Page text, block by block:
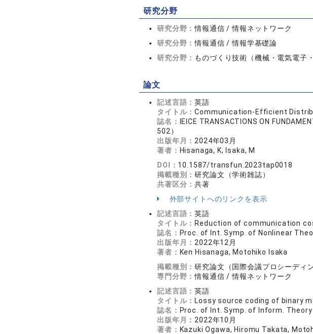
研究分野
研究分野：情報通信 / 情報ネットワーク
研究分野：情報通信 / 情報学基礎論
研究分野： ものづくり技術（機械・電気電子
論文
記述言語：英語
タイトル：Communication-Efficient
誌名：
IEICE TRANSACTIONS ON
502）
出版年月： 2024年03月
著者： Hisanaga, K; Isaka, M
DOI： 10.1587/transfun.2023tap0018
掲載種別：研究論文（学術雑誌）
共著区分：共著
外部サイトへのリンクを表示
記述言語：英語
タイトル： Reduction of communication
誌名： Proc. of Int. Symp. of Nonlinear
出版年月： 2022年12月
著者： Ken Hisanaga, Motohiko Isaka
掲載種別：研究論文（国際会議プロシーディ
専門分野：情報通信 / 情報ネットワーク
記述言語：英語
タイトル： Lossy source coding of binary
誌名： Proc. of Int. Symp. of Inform. Theory
出版年月： 2022年10月
著者： Kazuki Ogawa, Hiromu Takata,